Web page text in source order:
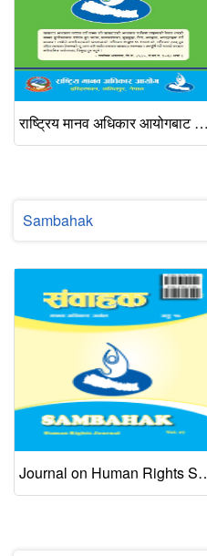
राष्ट्रिय मानव अधिकार आयोगबाट भएका मानव अधिकारसम्बन्धी महत्वपूर्ण निर्णयहरु, अङ्क ७, असार २०८३
Sambahak
Journal on Human